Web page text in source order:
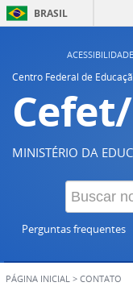
BRASIL
ACESSIBILIDADE
Centro Federal de
Cefet/
MINISTÉRIO DA
Perguntas frequentes
PÁGINA INICIAL > CONTATO